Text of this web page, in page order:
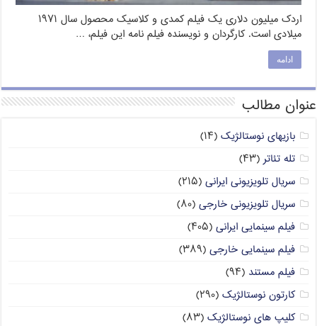
اردک میلیون دلاری یک فیلم کمدی و کلاسیک محصول سال ۱۹۷۱
میلادی است. کارگردان و نویسنده فیلم نامه این فیلم، …
ادامه
عنوان مطالب
بازیهای نوستالژیک (۱۴)
تله تئاتر(۴۳)
سریال تلویزیونی ایرانی (۲۱۵)
سریال تلویزیونی خارجی (۸۰)
فیلم سینمایی ایرانی (۴۰۵)
فیلم سینمایی خارجی (۳۸۹)
فیلم مستند (۹۴)
کارتون نوستالژیک (۲۹۰)
کلیپ های نوستالژیک (۸۳)